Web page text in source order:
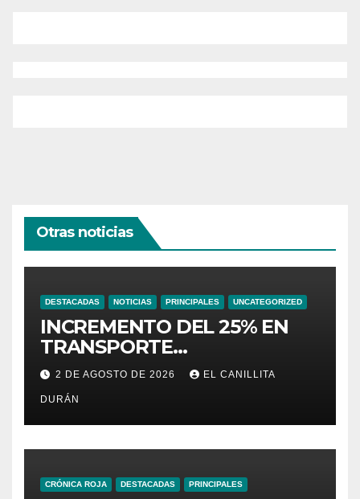
Otras noticias
DESTACADAS NOTICIAS PRINCIPALES UNCATEGORIZED
INCREMENTO DEL 25% EN
TRANSPORTE
INTERPROVINCIAL NO
INCLUYE A TRANPORTISTAS
URBANOS
INTERCANTONALES.
2 DE AGOSTO DE 2026 EL CANILLITA
DURÁN
CRÓNICA ROJA DESTACADAS PRINCIPALES